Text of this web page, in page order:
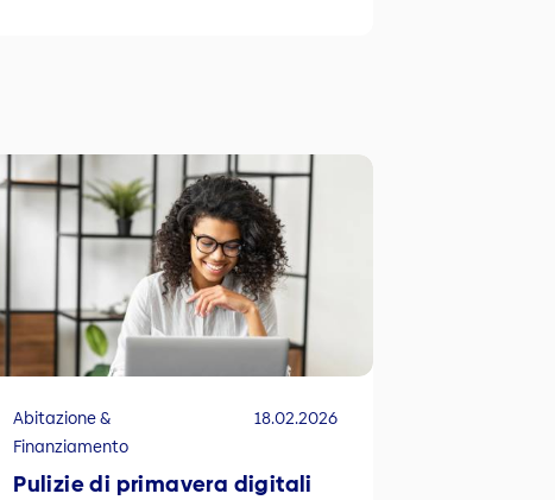
Abitazione &
Finanziamento
18.02.2026
Pulizie di primavera digitali